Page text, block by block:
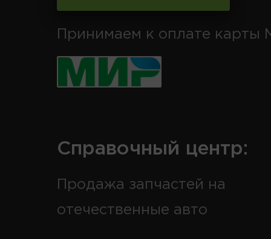
Принимаем к оплате карты
Справочный центр:
Продажа запчастей на
отечественные авто